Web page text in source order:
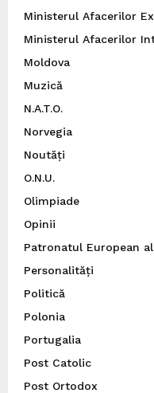
Ministerul Afacerilor
Ministerul Afacerilor
Moldova
Muzică
N.A.T.O.
Norvegia
Noutăți
O.N.U.
Olimpiade
Opinii
Patronatul European
Personalități
Politică
Polonia
Portugalia
Post Catolic
Post Ortodox